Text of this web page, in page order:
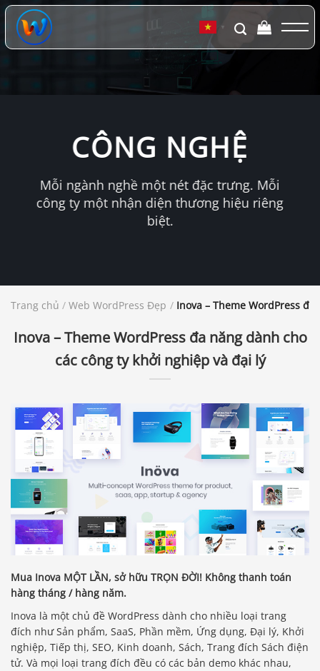
Chuyển
đến
dung
▼
CÔNG NGHỆ
Mỗi ngành nghề một nét đặc trưng. Mỗi
công ty một nhận diện thương hiệu riêng
biệt.
Trang chủ / Web WordPress Đẹp / Inova – Theme WordPress
Inova – Theme WordPress đa năng dành cho
các công ty khởi nghiệp và đại lý
Mua Inova MỘT LẦN, sở hữu TRỌN ĐỜI! Không thanh toán
hàng tháng / hàng năm.
Inova là một chủ đề WordPress dành cho nhiều loại trang
đích như Sản phẩm, SaaS, Phần mềm, Ứng dụng, Đại lý, Khởi
nghiệp, Tiếp thị, SEO, Kinh doanh, Sách, Trang đích Sách điện
tử. Và mọi loại trang đích đều có các bản demo khác nhau,